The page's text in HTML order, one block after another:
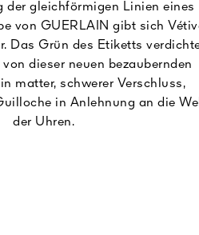
der gleichförmigen Linien eines
von GUERLAIN gibt sich
Das Grün des Etiketts
dieser neuen bezaubernden
matter, schwerer Verschluss,
in Anlehnung an die
der Uhren.